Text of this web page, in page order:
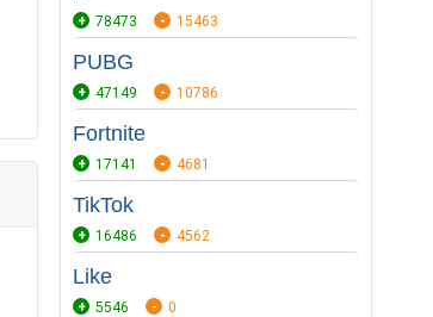
78473 15463
PUBG
47149 10786
Fortnite
17141 4681
TikTok
16486 4562
Like
5546 0